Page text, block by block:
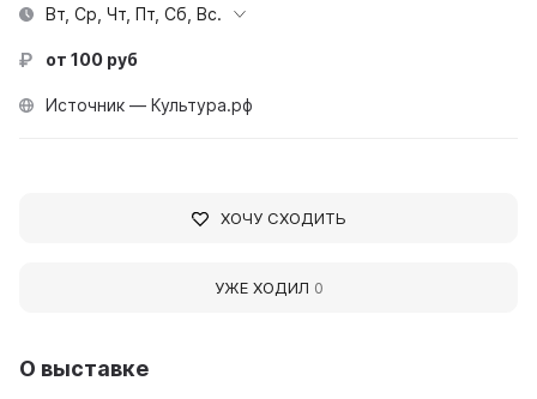
О выставке
Вт, Ср, Чт, Пт, Сб, Вс.
от 100 руб
Источник — Культура.рф
ХОЧУ СХОДИТЬ
УЖЕ ХОДИЛ 0